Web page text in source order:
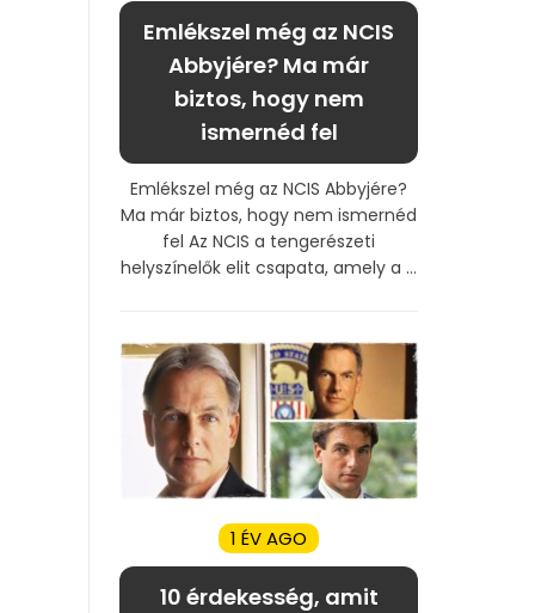
Emlékszel még az NCIS
Abbyjére? Ma már
biztos, hogy nem
ismernéd fel
Emlékszel még az NCIS Abbyjére?
Ma már biztos, hogy nem ismernéd
fel Az NCIS a tengerészeti
helyszínelők elit csapata, amely a ...
1 ÉV AGO
10 érdekesség, amit